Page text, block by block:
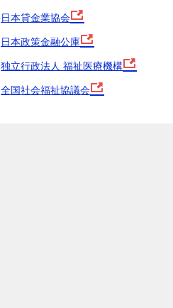
日本貸金業協会
日本政策金融公庫
独立行政法人 福祉医療機構
全国社会福祉協議会